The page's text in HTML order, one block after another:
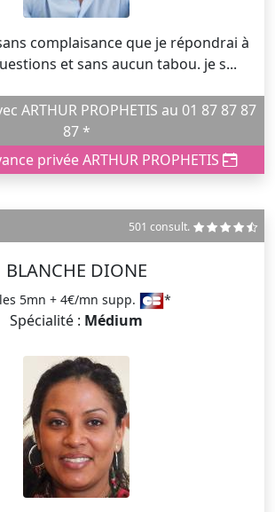
complaisance que je répondrai à
et sans aucun tabou. je s...
87 *
privée ARTHUR PROPHETIS
501 consult.
BLANCHE DIONE
5mn + 4€/mn supp. *
Spécialité : Médium